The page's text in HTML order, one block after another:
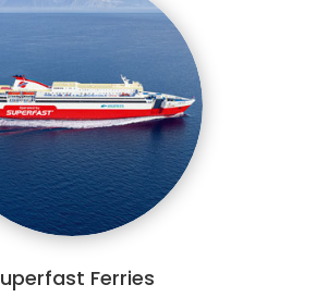
Ferries